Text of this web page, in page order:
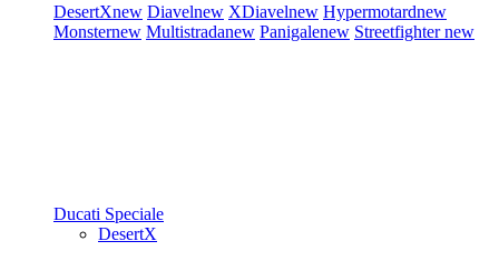
DesertXnew Diavelnew XDiavelnew Hypermotardnew
Monsternew Multistradanew Panigalenew Streetfighternew
Ducati Speciale
DesertX